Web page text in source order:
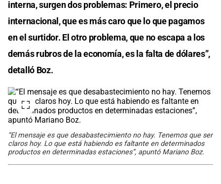
interna, surgen dos problemas: Primero, el precio
internacional, que es más caro que lo que pagamos
en el surtidor. El otro problema, que no escapa a los
demás rubros de la economía, es la falta de dólares”,
detalló Boz.
“El mensaje es que desabastecimiento no hay. Tenemos que ser
claros hoy. Lo que está habiendo es faltante en determinados
productos en determinadas estaciones”, apuntó Mariano Boz.